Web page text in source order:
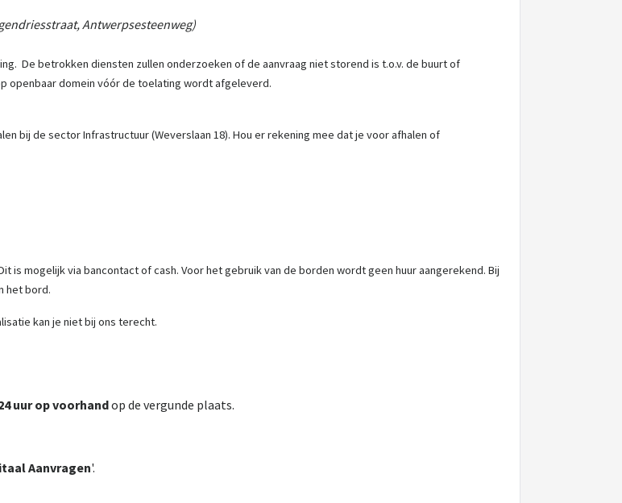
Antwerpsesteenweg)
De betrokken diensten zullen onderzoeken of de aanvraag niet storend is t.o.v. de buurt of
openbaar domein vóór de toelating wordt afgeleverd.
bij de sector Infrastructuur (Weverslaan 18). Hou er rekening mee dat je voor afhalen of
is mogelijk via bancontact of cash. Voor het gebruik van de borden wordt geen huur aangerekend. Bij
het bord.
kan je niet bij ons terecht.
uur op voorhandop de vergunde plaats.
Aanvragen'.